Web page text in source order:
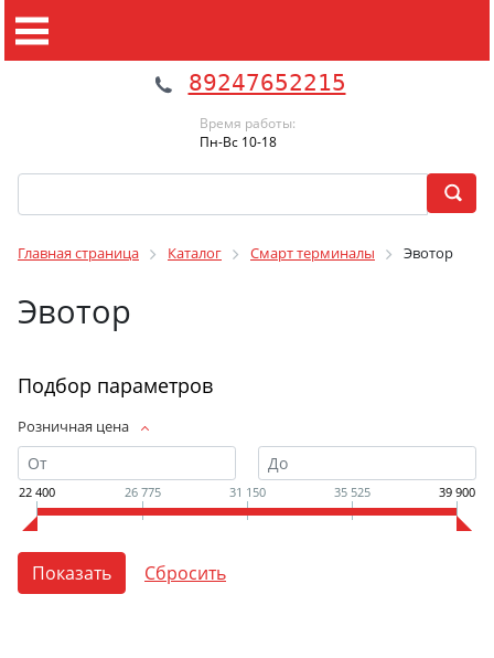
89247652215
Время работы:
Пн-Вс 10-18
Главная страница Каталог Смарт терминалы Эвотор
Эвотор
Подбор параметров
Розничная цена
22 400 26 775 31 150 35 525 39 900